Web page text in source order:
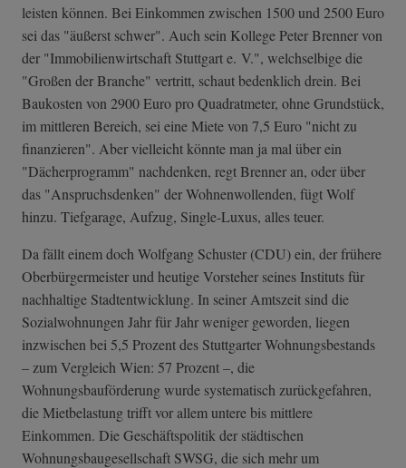
leisten können. Bei Einkommen zwischen 1500 und 2500 Euro
sei das "äußerst schwer". Auch sein Kollege Peter Brenner von
der "Immobilienwirtschaft Stuttgart e. V.", welchselbige die
"Großen der Branche" vertritt, schaut bedenklich drein. Bei
Baukosten von 2900 Euro pro Quadratmeter, ohne Grundstück,
im mittleren Bereich, sei eine Miete von 7,5 Euro "nicht zu
finanzieren". Aber vielleicht könnte man ja mal über ein
"Dächerprogramm" nachdenken, regt Brenner an, oder über
das "Anspruchsdenken" der Wohnenwollenden, fügt Wolf
hinzu. Tiefgarage, Aufzug, Single-Luxus, alles teuer.
Da fällt einem doch Wolfgang Schuster (CDU) ein, der frühere
Oberbürgermeister und heutige Vorsteher seines Instituts für
nachhaltige Stadtentwicklung. In seiner Amtszeit sind die
Sozialwohnungen Jahr für Jahr weniger geworden, liegen
inzwischen bei 5,5 Prozent des Stuttgarter Wohnungsbestands
– zum Vergleich Wien: 57 Prozent –, die
Wohnungsbauförderung wurde systematisch zurückgefahren,
die Mietbelastung trifft vor allem untere bis mittlere
Einkommen. Die Geschäftspolitik der städtischen
Wohnungsbaugesellschaft SWSG, die sich mehr um